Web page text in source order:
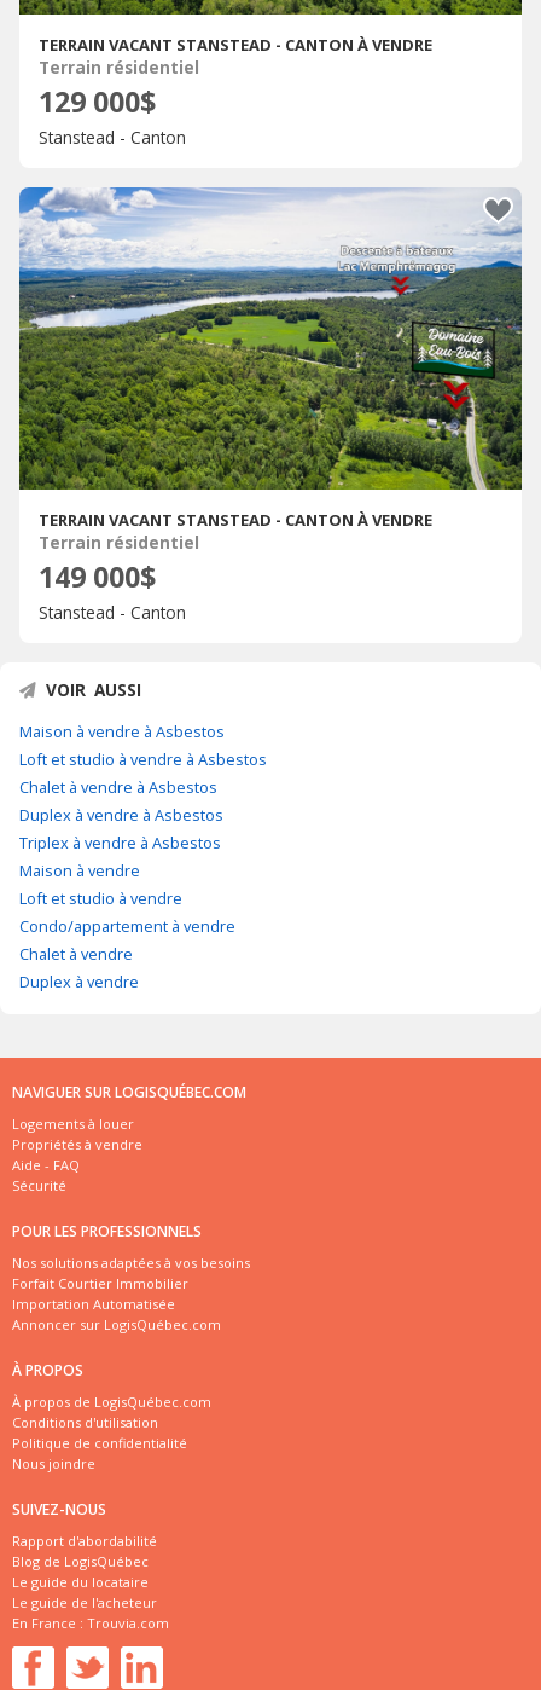
TERRAIN VACANT STANSTEAD - CANTON À VENDRE
Terrain résidentiel
129 000$
Stanstead - Canton
TERRAIN VACANT STANSTEAD - CANTON À VENDRE
Terrain résidentiel
149 000$
Stanstead - Canton
VOIR AUSSI
Maison à vendre à Asbestos
Loft et studio à vendre à Asbestos
Chalet à vendre à Asbestos
Duplex à vendre à Asbestos
Triplex à vendre à Asbestos
Maison à vendre
Loft et studio à vendre
Condo/appartement à vendre
Chalet à vendre
Duplex à vendre
NAVIGUER SUR LOGISQUÉBEC.COM
Logements à louer
Propriétés à vendre
Aide - FAQ
Sécurité
POUR LES PROFESSIONNELS
Nos solutions adaptées à vos besoins
Forfait Courtier Immobilier
Importation Automatisée
Annoncer sur LogisQuébec.com
À PROPOS
À propos de LogisQuébec.com
Conditions d'utilisation
Politique de confidentialité
Nous joindre
SUIVEZ-NOUS
Rapport d'abordabilité
Blog de LogisQuébec
Le guide du locataire
Le guide de l'acheteur
En France : Trouvia.com